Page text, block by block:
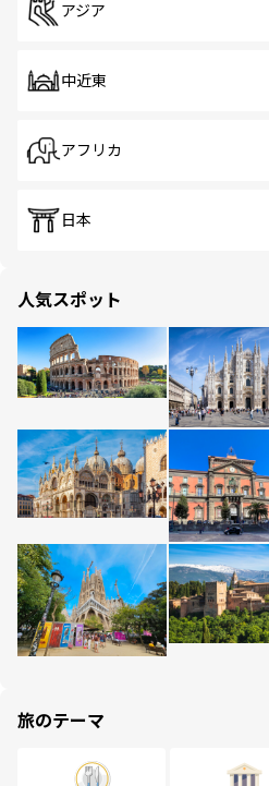
アジア
中近東
アフリカ
日本
人気スポット
旅のテーマ